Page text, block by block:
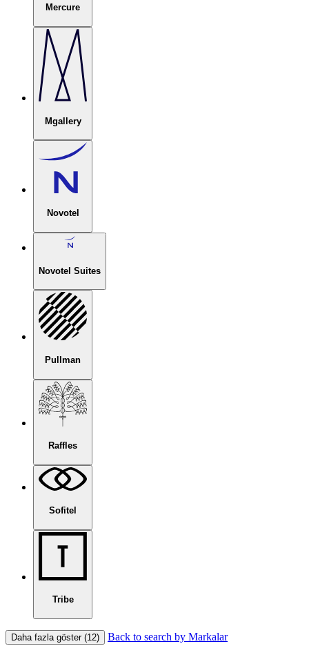
Mercure
Mgallery
Novotel
Novotel Suites
Pullman
Raffles
Sofitel
Tribe
Daha fazla göster (12)
Back to search by Markalar